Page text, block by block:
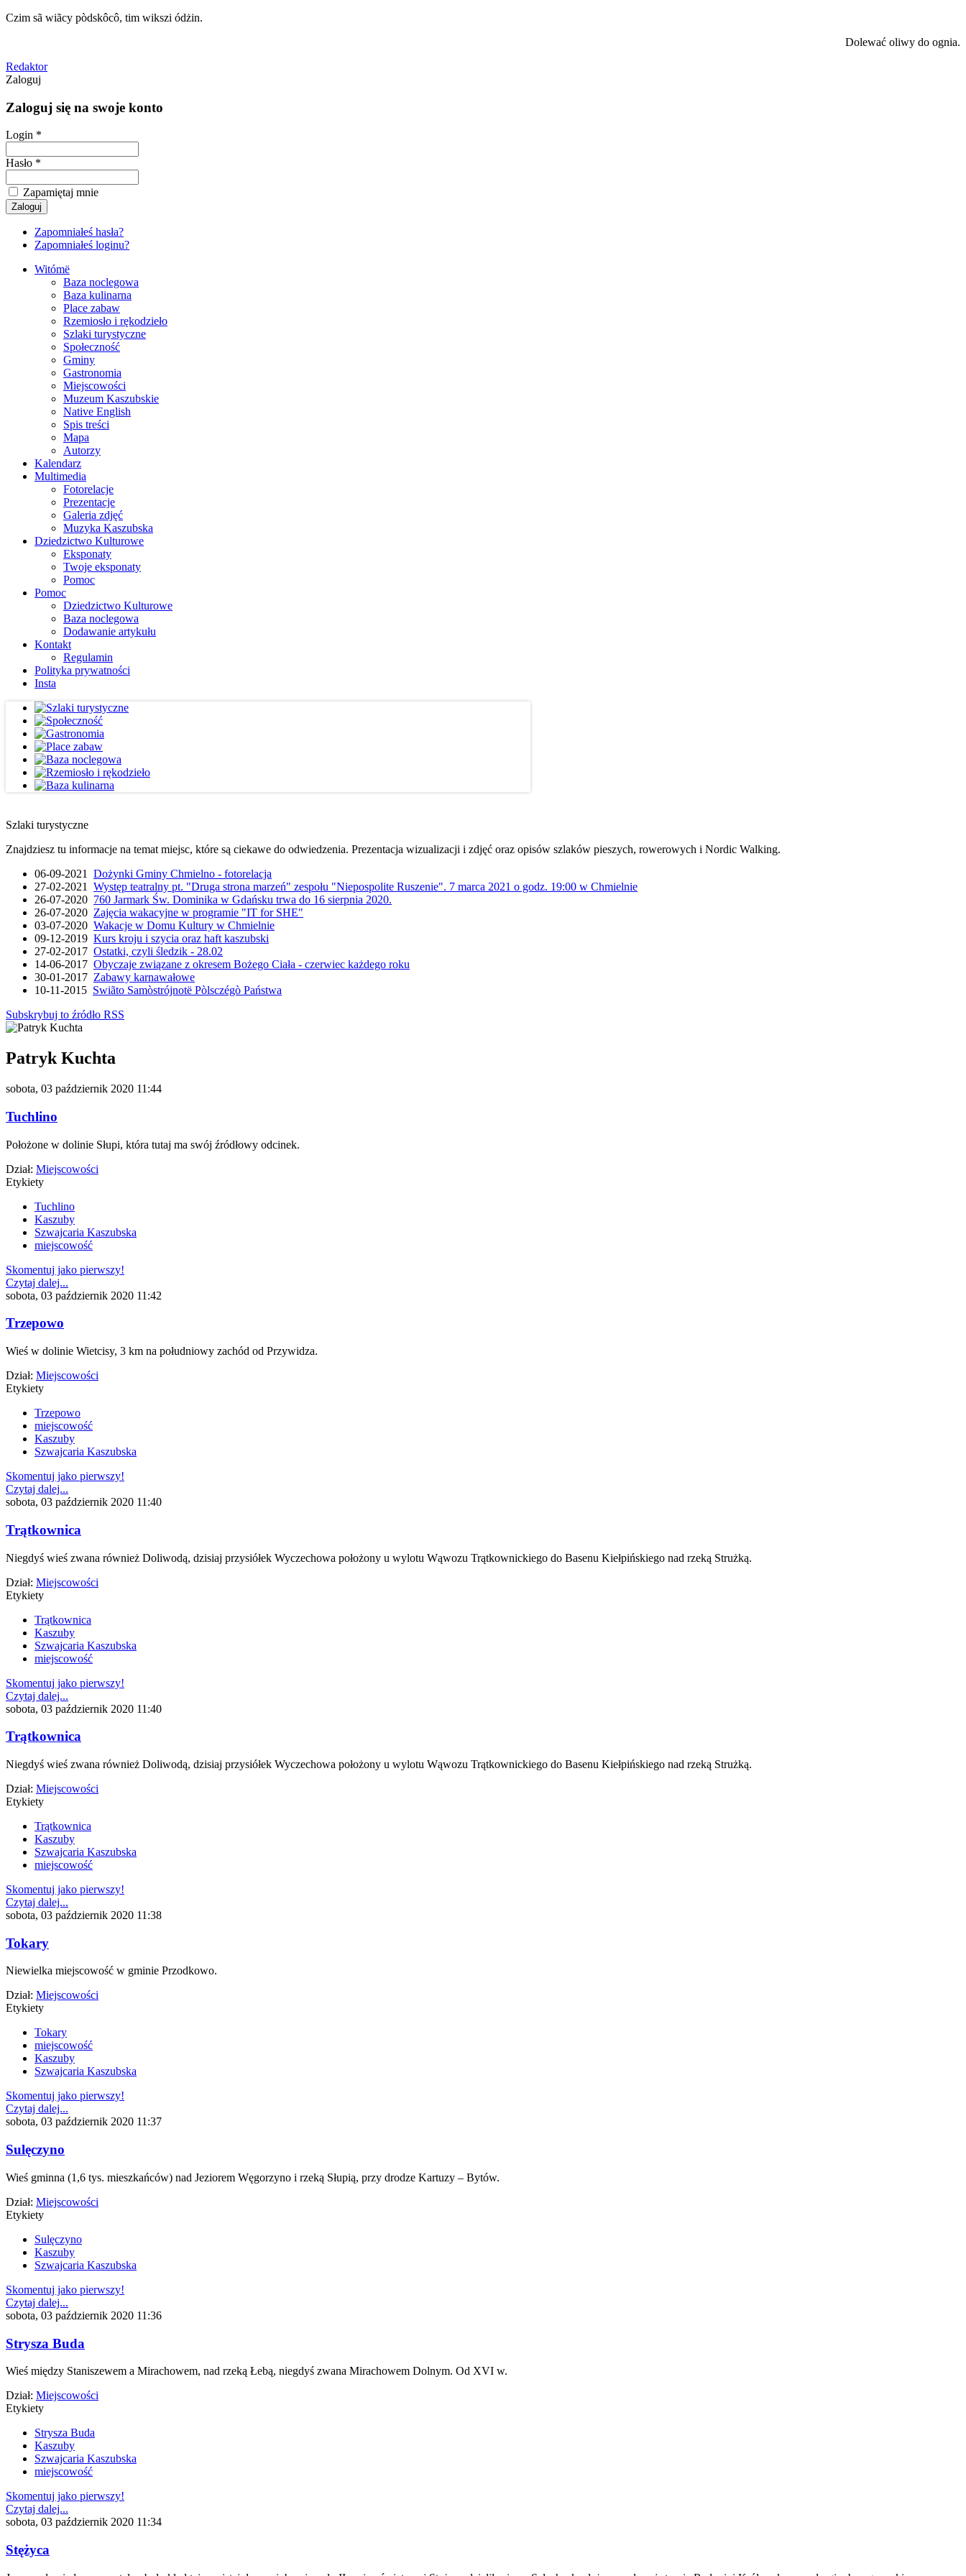
Czim sã wiãcy pòdskôcô, tim wikszi ódżin.
Dolewać oliwy do ognia.
Redaktor
Zaloguj
Zaloguj się na swoje konto
Login *
Hasło *
Zapamiętaj mnie
Zapomniałeś hasła?
Zapomniałeś loginu?
Witómë
Baza noclegowa
Baza kulinarna
Place zabaw
Rzemiosło i rękodzieło
Szlaki turystyczne
Społeczność
Gminy
Gastronomia
Miejscowości
Muzeum Kaszubskie
Native English
Spis treści
Mapa
Autorzy
Kalendarz
Multimedia
Fotorelacje
Prezentacje
Galeria zdjęć
Muzyka Kaszubska
Dziedzictwo Kulturowe
Eksponaty
Twoje eksponaty
Pomoc
Pomoc
Dziedzictwo Kulturowe
Baza noclegowa
Dodawanie artykułu
Kontakt
Regulamin
Polityka prywatności
Insta
Szlaki turystyczne
Znajdziesz tu informacje na temat miejsc, które są ciekawe do odwiedzenia. Prezentacja wizualizacji i zdjęć oraz opisów szlaków pieszych, rowerowych i Nordic Walking.
06-09-2021 Dożynki Gminy Chmielno - fotorelacja
27-02-2021 Występ teatralny pt. "Druga strona marzeń" zespołu "Niepospolite Ruszenie". 7 marca 2021 o godz. 19:00 w Chmielnie
26-07-2020 760 Jarmark Św. Dominika w Gdańsku trwa do 16 sierpnia 2020.
26-07-2020 Zajęcia wakacyjne w programie "IT for SHE"
03-07-2020 Wakacje w Domu Kultury w Chmielnie
09-12-2019 Kurs kroju i szycia oraz haft kaszubski
27-02-2017 Ostatki, czyli śledzik - 28.02
14-06-2017 Obyczaje związane z okresem Bożego Ciała - czerwiec każdego roku
30-01-2017 Zabawy karnawałowe
10-11-2015 Swiãto Samòstrójnotë Pòlsczégò Państwa
Subskrybuj to źródło RSS
Patryk Kuchta
sobota, 03 październik 2020 11:44
Tuchlino
Położone w dolinie Słupi, która tutaj ma swój źródłowy odcinek.
Dział: Miejscowości
Etykiety
Tuchlino
Kaszuby
Szwajcaria Kaszubska
miejscowość
Skomentuj jako pierwszy!
Czytaj dalej...
sobota, 03 październik 2020 11:42
Trzepowo
Wieś w dolinie Wietcisy, 3 km na południowy zachód od Przywidza.
Dział: Miejscowości
Etykiety
Trzepowo
miejscowość
Kaszuby
Szwajcaria Kaszubska
Skomentuj jako pierwszy!
Czytaj dalej...
sobota, 03 październik 2020 11:40
Trątkownica
Niegdyś wieś zwana również Doliwodą, dzisiaj przysiółek Wyczechowa położony u wylotu Wąwozu Trątkownickiego do Basenu Kiełpińskiego nad rzeką Strużką.
Dział: Miejscowości
Etykiety
Trątkownica
Kaszuby
Szwajcaria Kaszubska
miejscowość
Skomentuj jako pierwszy!
Czytaj dalej...
sobota, 03 październik 2020 11:40
Trątkownica
Niegdyś wieś zwana również Doliwodą, dzisiaj przysiółek Wyczechowa położony u wylotu Wąwozu Trątkownickiego do Basenu Kiełpińskiego nad rzeką Strużką.
Dział: Miejscowości
Etykiety
Trątkownica
Kaszuby
Szwajcaria Kaszubska
miejscowość
Skomentuj jako pierwszy!
Czytaj dalej...
sobota, 03 październik 2020 11:38
Tokary
Niewielka miejscowość w gminie Przodkowo.
Dział: Miejscowości
Etykiety
Tokary
miejscowość
Kaszuby
Szwajcaria Kaszubska
Skomentuj jako pierwszy!
Czytaj dalej...
sobota, 03 październik 2020 11:37
Sulęczyno
Wieś gminna (1,6 tys. mieszkańców) nad Jeziorem Węgorzyno i rzeką Słupią, przy drodze Kartuzy – Bytów.
Dział: Miejscowości
Etykiety
Sulęczyno
Kaszuby
Szwajcaria Kaszubska
Skomentuj jako pierwszy!
Czytaj dalej...
sobota, 03 październik 2020 11:36
Strysza Buda
Wieś między Staniszewem a Mirachowem, nad rzeką Łebą, niegdyś zwana Mirachowem Dolnym. Od XVI w.
Dział: Miejscowości
Etykiety
Strysza Buda
Kaszuby
Szwajcaria Kaszubska
miejscowość
Skomentuj jako pierwszy!
Czytaj dalej...
sobota, 03 październik 2020 11:34
Stężyca